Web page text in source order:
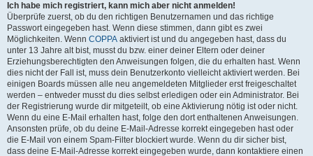
Ich habe mich registriert, kann mich aber nicht anmelden!
Überprüfe zuerst, ob du den richtigen Benutzernamen und das richtige
Passwort eingegeben hast. Wenn diese stimmen, dann gibt es zwei
Möglichkeiten. Wenn COPPA aktiviert ist und du angegeben hast, dass du
unter 13 Jahre alt bist, musst du bzw. einer deiner Eltern oder deiner
Erziehungsberechtigten den Anweisungen folgen, die du erhalten hast. Wenn
dies nicht der Fall ist, muss dein Benutzerkonto vielleicht aktiviert werden. Bei
einigen Boards müssen alle neu angemeldeten Mitglieder erst freigeschaltet
werden – entweder musst du dies selbst erledigen oder ein Administrator. Bei
der Registrierung wurde dir mitgeteilt, ob eine Aktivierung nötig ist oder nicht.
Wenn du eine E-Mail erhalten hast, folge den dort enthaltenen Anweisungen.
Ansonsten prüfe, ob du deine E-Mail-Adresse korrekt eingegeben hast oder
die E-Mail von einem Spam-Filter blockiert wurde. Wenn du dir sicher bist,
dass deine E-Mail-Adresse korrekt eingegeben wurde, dann kontaktiere einen